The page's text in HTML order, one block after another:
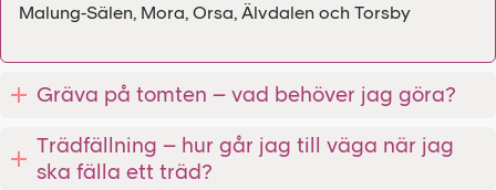
Malung-Sälen, Mora, Orsa, Älvdalen och Torsby
Gräva på tomten – vad behöver jag göra?
Trädfällning – hur går jag till väga när jag
ska fälla ett träd?